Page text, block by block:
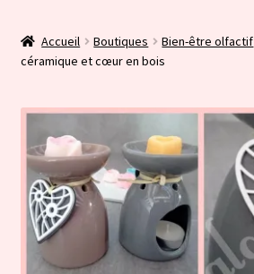
À propos & CGV
Blog
Bienvenue dans la boutique
Accueil Boutiques Bien-être olfactif
céramique et cœur en bois